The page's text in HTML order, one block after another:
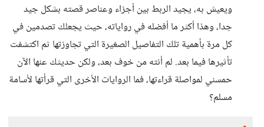
ويعيش به، يجيد الربط بين أجزاء وعناصر قصته بشكل جيد
جدا، وهذا أكثر ما أفضله في رواياته، حيث يجعلك تصدمين في
كل مرة بأهمية تلك التفاصيل الصغيرة التي تجاوزتها ثم اكتشفت
تأثيرها فيما بعد. لم أنته من خوف بعد، ولكن حديثك عنها الآن
حمسني لمواصلة قراءتها، فما الروايات الأخرى التي قرأتها لأسامة
مسلم؟